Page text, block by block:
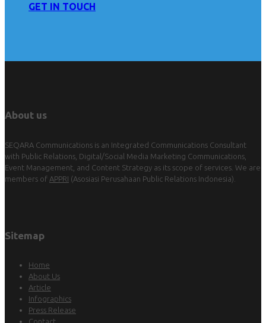
GET IN TOUCH
About us
SEQARA Communications is an Integrated Communications Consultant
with Public Relations, Digital/Social Media Marketing Communications,
Event Management, and Content Strategy as its scope of services. We are
members of APPRI (Asosiasi Perusahaan Public Relations Indonesia).
Sitemap
Home
About Us
Article
Infographics
Press Release